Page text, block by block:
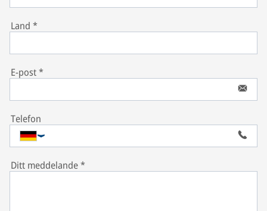
Land *
E-post*
Telefon
Ditt meddelande*